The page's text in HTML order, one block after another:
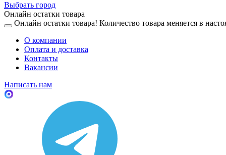
Выбрать город
Онлайн остатки товара
Онлайн остатки товара! Количество товара меняется в
О компании
Оплата и доставка
Контакты
Вакансии
Написать нам